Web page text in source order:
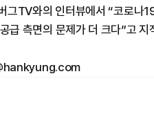
그TV와의 인터뷰에서 “코로나
급 측면의 문제가 더 크다”고 지